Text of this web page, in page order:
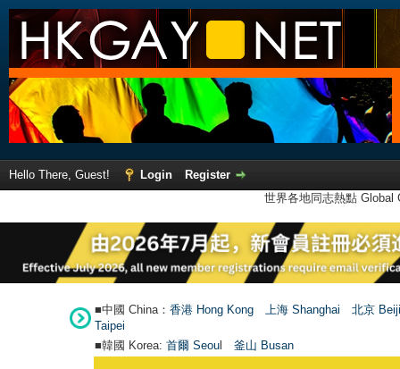
Hello There, Guest! Login
Register
世界各地同志熱點
■中國 China： 香港 Hong Kong 上海 Shanghai
北京
Taipei
■韓國 Korea: 首爾 Seoul 釜山 Busan